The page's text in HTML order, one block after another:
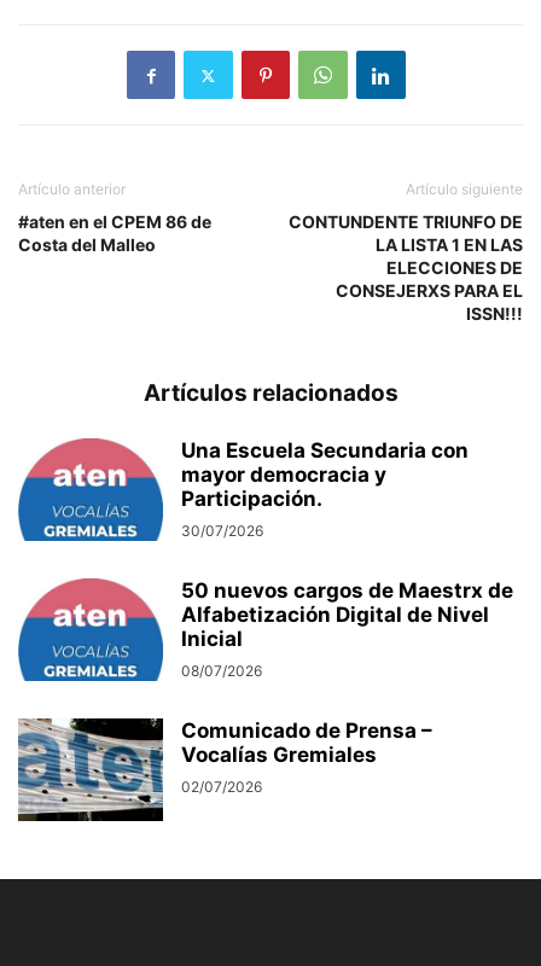
Artículo anterior
#aten en el CPEM 86 de
Costa del Malleo
Artículo siguiente
CONTUNDENTE TRIUNFO DE
LA LISTA 1 EN LAS
ELECCIONES DE
CONSEJERXS PARA EL
ISSN!!!
Artículos relacionados
Una Escuela Secundaria con
mayor democracia y
Participación.
30/07/2026
50 nuevos cargos de Maestrx de
Alfabetización Digital de Nivel
Inicial
08/07/2026
Comunicado de Prensa –
Vocalías Gremiales
02/07/2026